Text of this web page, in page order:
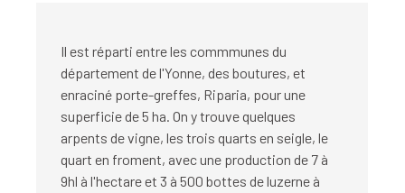
Il est réparti entre les commmunes du
département de l'Yonne, des boutures, et
enraciné porte-greffes, Riparia, pour une
superficie de 5 ha. On y trouve quelques
arpents de vigne, les trois quarts en seigle, le
quart en froment, avec une production de 7 à
9hl à l'hectare et 3 à 500 bottes de luzerne à